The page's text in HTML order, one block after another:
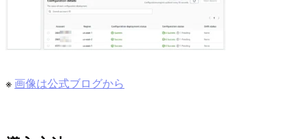
※ 画像は公式ブログから